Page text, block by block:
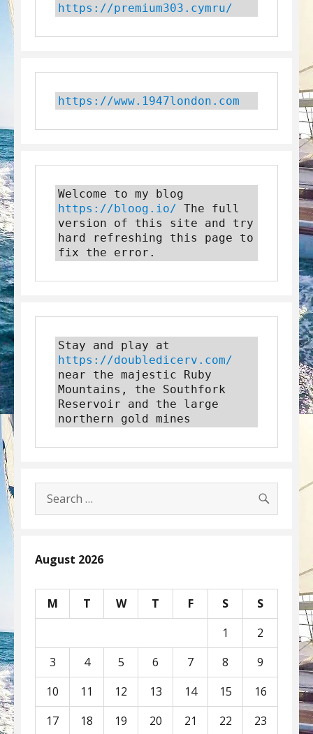
https://premium303.cymru/
https://www.1947london.com
https://bloog.io/ The full
version of this site and try
hard refreshing this page to
fix the error.
https://doubledicerv.com/
near the majestic Ruby
Mountains, the Southfork
Reservoir and the large
northern gold mines
Search
for:
August 2026
M T W T F S
S
1
2
3
4 5 6 7 8
9
10
11 12 13 14 15
16
17
18 19 20 21 22
23